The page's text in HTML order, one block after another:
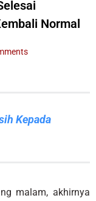
Normal
Kepada
malam, akhirnya